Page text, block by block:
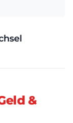
&